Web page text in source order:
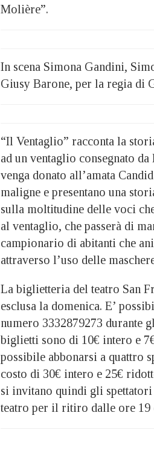
Molière”.
In scena Simona Gandini,
Giusy Barone, per la regia di
“Il Ventaglio” racconta la
ad un ventaglio consegnato
venga donato all’amata
maligne e presentano una
sulla moltitudine delle voci
al ventaglio, che passerà di
campionario di abitanti che
attraverso l’uso delle
La biglietteria del teatro San
esclusa la domenica. E’
numero 3332879273 durante
biglietti sono di 10€ intero e
possibile abbonarsi a quattro
costo di 30€ intero e 25€
si invitano quindi gli
teatro per il ritiro dalle ore 19